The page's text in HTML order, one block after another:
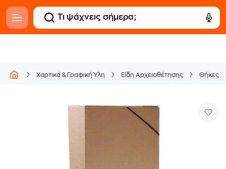
Χαρτικά & Γραφική Ύλη Είδη Αρχειοθέτησης Θήκες